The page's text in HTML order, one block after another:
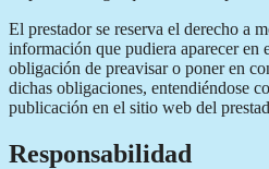
El prestador se reserva el derecho a
información que pudiera aparecer en
obligación de preavisar o poner en
dichas obligaciones, entendiéndose
publicación en el sitio web del
Responsabilidad